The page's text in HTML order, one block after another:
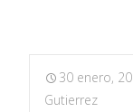
30 enero,
Gutierrez